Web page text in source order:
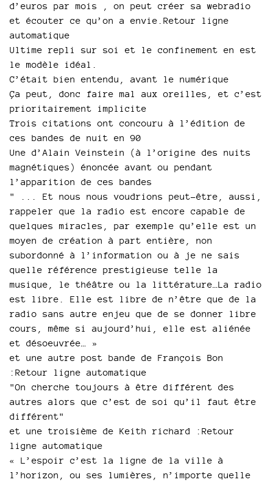
d’euros par mois , on peut créer sa webradio
et écouter ce qu’on a envie.Retour ligne
automatique
Ultime repli sur soi et le confinement en est
le modèle idéal.
C’était bien entendu, avant le numérique
Ça peut, donc faire mal aux oreilles, et c’est
prioritairement implicite
Trois citations ont concouru à l’édition de
ces bandes de nuit en 90
Une d’Alain Veinstein (à l’origine des nuits
magnétiques) énoncée avant ou pendant
l’apparition de ces bandes
" ... Et nous nous voudrions peut-être, aussi,
rappeler que la radio est encore capable de
quelques miracles, par exemple qu’elle est un
moyen de création à part entière, non
subordonné à l’information ou à je ne sais
quelle référence prestigieuse telle la
musique, le théâtre ou la littérature…La radio
est libre. Elle est libre de n’être que de la
radio sans autre enjeu que de se donner libre
cours, même si aujourd’hui, elle est aliénée
et désoeuvrée… »
et une autre post bande de François Bon
:Retour ligne automatique
"On cherche toujours à être différent des
autres alors que c’est de soi qu’il faut être
différent"
et une troisième de Keith richard :Retour
ligne automatique
« L’espoir c’est la ligne de la ville à
l’horizon, ou ses lumières, n’importe quelle